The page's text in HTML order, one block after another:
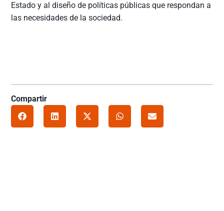
Estado y al diseño de políticas públicas que respondan a
las necesidades de la sociedad.
Compartir